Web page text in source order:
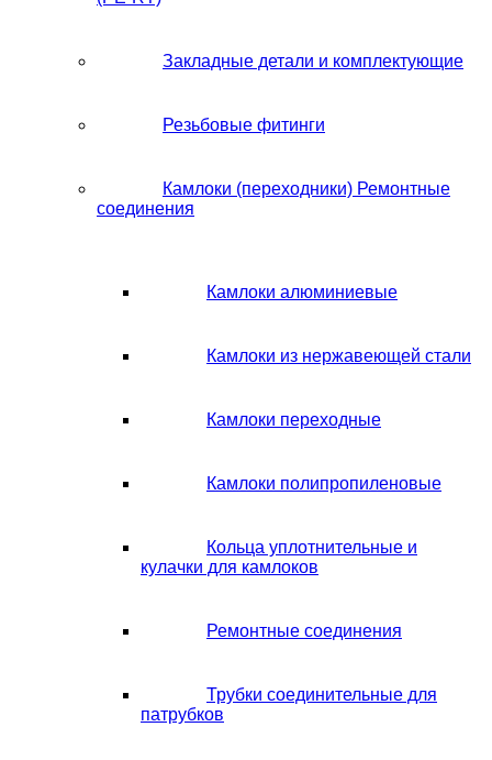
Закладные детали и комплектующие
Резьбовые фитинги
Камлоки (переходники) Ремонтные
соединения
Камлоки алюминиевые
Камлоки из нержавеющей стали
Камлоки переходные
Камлоки полипропиленовые
Кольца уплотнительные и
кулачки для камлоков
Ремонтные соединения
Трубки соединительные для
патрубков